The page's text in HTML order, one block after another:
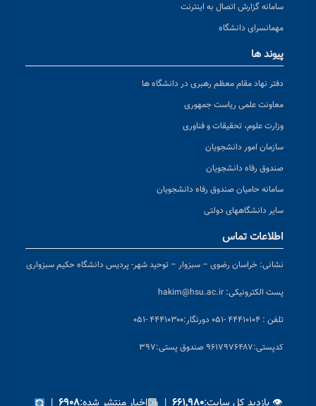
سامانه گزارش اتصال به اینترنت
مهمانسرای دانشگاه
پیوند ها
دفتر نهاد مقام معظم رهبری در دانشگاه ها
معاونت علمی ریاست جمهوری
وزارت علوم، تحقیقات و فناوری
سازمان امور دانشجویان
صندوق رفاه دانشجویان
سامانه حامیان صندوق رفاه دانشجویان
سایر دانشگاههای دولتی
اطلاعات تماس
نشانی: خراسان رضوی – سبزوار – توحید شهر- پردیس دانشگاه حکیم سبزواری
پست الکترونیکی: hakim@hsu.ac.ir
تلفن : ۴۴۴۱۰۱۰۴ -۰۵۱ دورنگار:۴۴۴۱۰۳۰۰ -۰۵۱
کدپستی:۹۶۱۷۹۷۶۴۸۷ صندوق پستی:۳۹۷